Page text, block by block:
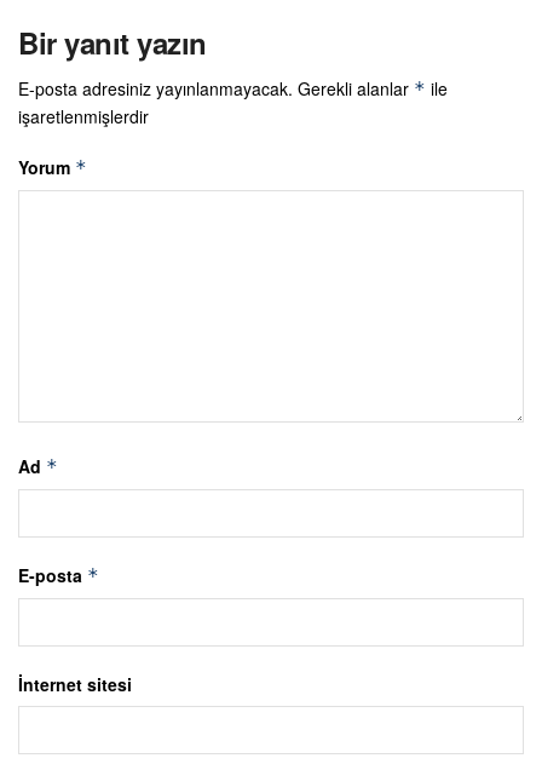
Bir yanıt yazın
E-posta adresiniz yayınlanmayacak. Gerekli alanlar * ile
işaretlenmişlerdir
Yorum *
Ad *
E-posta *
İnternet sitesi